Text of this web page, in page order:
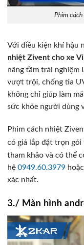
Phim
Với điều kiện khí hậu
nhiệt Zivent cho xe
nâng tầm trải nghiệm
vượt trội, chống tia
không chỉ giúp làm
sức khỏe người dùng
Phim cách nhiệt
có giá lắp đặt trọn
tham khảo và có thể
hệ 0949.60.3979 hoặc
xác nhất.
3./ Màn hình